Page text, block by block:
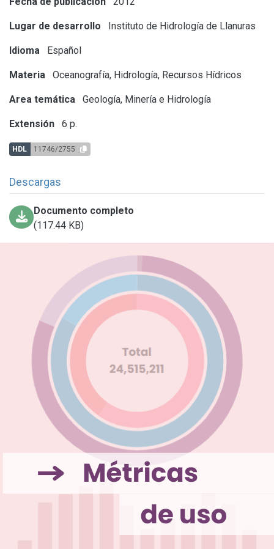
Lugar de desarrollo Instituto de Hidrología de Llanuras
Idioma Español
Materia Oceanografía, Hidrología, Recursos Hídricos
Area temática Geología, Minería e Hidrología
Extensión 6 p.
HDL 11746/2755
Descargas
Documento completo
(117.44 KB)